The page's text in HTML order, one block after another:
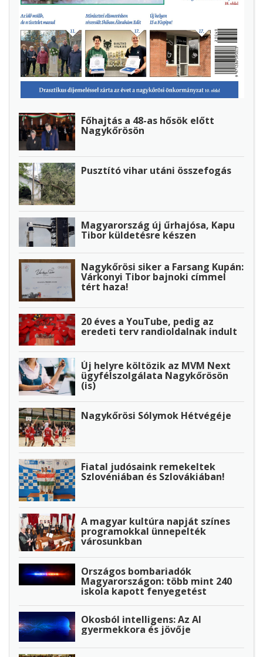
Főhajtás a 48-as hősök előtt
Nagykőrösön
Pusztító vihar utáni összefogás
Magyarország új űrhajósa, Kapu
Tibor küldetésre készen
Nagykőrösi siker a Farsang Kupán:
Várkonyi Tibor bajnoki címmel
tért haza!
20 éves a YouTube, pedig az
eredeti terv randioldalnak indult
Új helyre költözik az MVM Next
ügyfélszolgálata Nagykőrösön
(is)
Nagykőrösi Sólymok Hétvégéje
Fiatal judósaink remekeltek
Szlovéniában és Szlovákiában!
A magyar kultúra napját színes
programokkal ünnepelték
városunkban
Országos bombariadók
Magyarországon: több mint 240
iskola kapott fenyegetést
Okosból intelligens: Az AI
gyermekkora és jövője